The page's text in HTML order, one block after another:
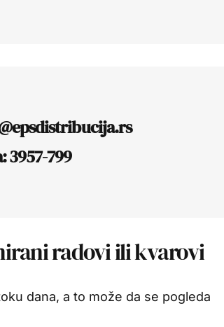
3957-799
radovi ili kvarovi
dana, a to može da se pogleda